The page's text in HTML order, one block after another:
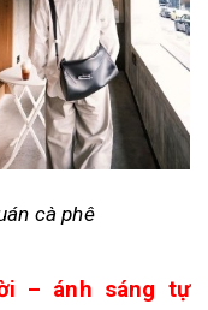
cà phê
– ánh sáng tự